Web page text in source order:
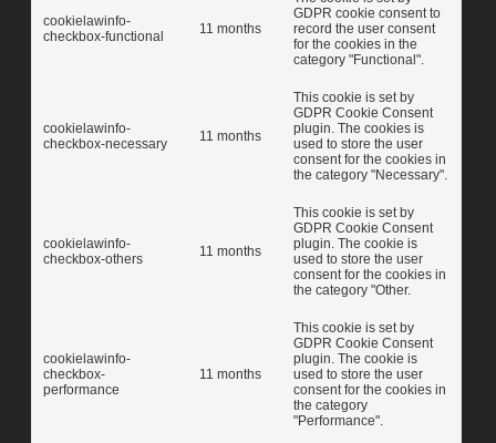
cookielawinfo-
checkbox-functional
11 months
GDPR cookie consent to
record the user consent
for the cookies in the
category "Functional".
cookielawinfo-
checkbox-necessary
11 months
This cookie is set by
GDPR Cookie Consent
plugin. The cookies is
used to store the user
consent for the cookies in
the category "Necessary".
cookielawinfo-
checkbox-others
11 months
This cookie is set by
GDPR Cookie Consent
plugin. The cookie is
used to store the user
consent for the cookies in
the category "Other.
cookielawinfo-
checkbox-
performance
11 months
This cookie is set by
GDPR Cookie Consent
plugin. The cookie is
used to store the user
consent for the cookies in
the category
"Performance".